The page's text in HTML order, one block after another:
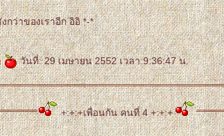
ว่าของเราอีก อิอิ *-*
วันที่: 29 เมษายน 2552 เวลา:9:36:47 น.
+:+:+เพื่อนกัน คนที่ 4 +:+:+